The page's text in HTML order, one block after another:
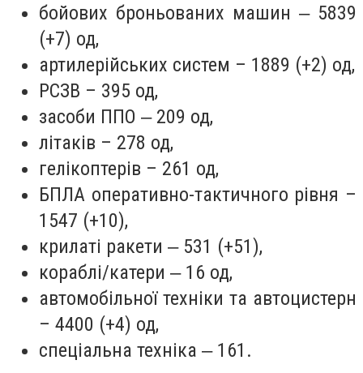
бойових броньованих машин ‒ 5839
(+7) од,
артилерійських систем – 1889 (+2) од,
РСЗВ – 395 од,
засоби ППО ‒ 209 од,
літаків – 278 од,
гелікоптерів – 261 од,
БПЛА оперативно-тактичного рівня –
1547 (+10),
крилаті ракети ‒ 531 (+51),
кораблі/катери ‒ 16 од,
автомобільної техніки та автоцистерн
– 4400 (+4) од,
спеціальна техніка ‒ 161.